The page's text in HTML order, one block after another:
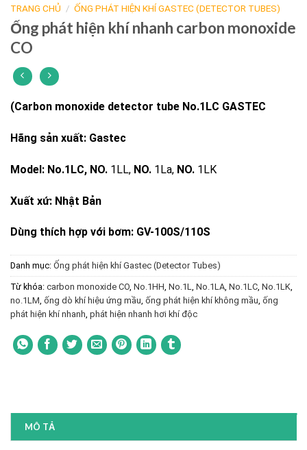
TRANG CHỦ / ỐNG PHÁT HIỆN KHÍ GASTEC (DETECTOR TUBES)
Ống phát hiện khí nhanh carbon monoxide
CO
(Carbon monoxide detector tube No.1LC GASTEC
Hãng sản xuất: Gastec
Model: No.1LC, NO. 1LL, NO. 1La, NO. 1LK
Xuất xứ: Nhật Bản
Dùng thích hợp với bơm: GV-100S/110S
Danh mục: Ống phát hiện khí Gastec (Detector Tubes)
Từ khóa: carbon monoxide CO, No.1HH, No.1L, No.1LA, No.1LC, No.1LK,
no.1LM, ống dò khí hiệu ứng mầu, ống phát hiện khí không mầu, ống
phát hiện khí nhanh, phát hiện nhanh hơi khí độc
MÔ TẢ